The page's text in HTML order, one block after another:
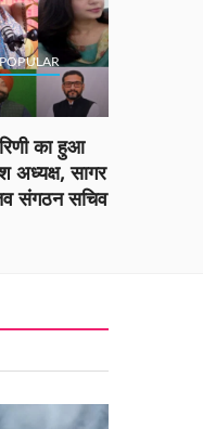
POPULAR
का हुआ
सागर
संगठन सचिव